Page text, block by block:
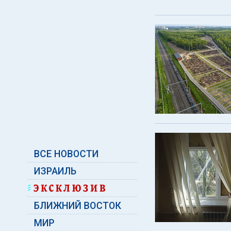
ВСЕ НОВОСТИ
ИЗРАИЛЬ
БЛИЖНИЙ ВОСТОК
МИР